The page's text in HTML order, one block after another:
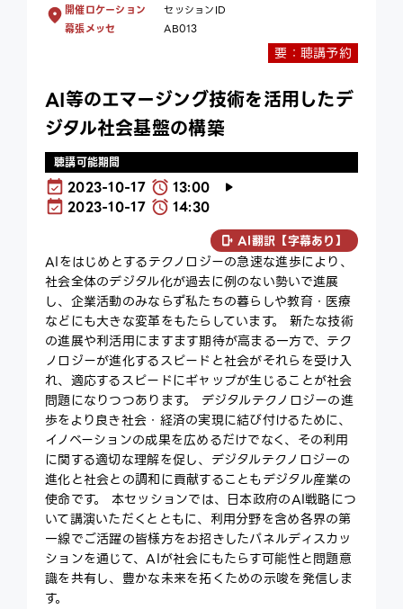
開催ロケーション
幕張メッセ
セッションID
AB013
要：聴講予約
AI等のエマージング技術を活用したデ
ジタル社会基盤の構築
聴講可能期間
2023-10-17
13:00
2023-10-17
14:30
AI翻訳【字幕あり】
AIをはじめとするテクノロジーの急速な進歩により、
社会全体のデジタル化が過去に例のない勢いで進展
し、企業活動のみならず私たちの暮らしや教育・医療
などにも大きな変革をもたらしています。 新たな技術
の進展や利活用にますます期待が高まる一方で、テク
ノロジーが進化するスピードと社会がそれらを受け入
れ、適応するスピードにギャップが生じることが社会
問題になりつつあります。 デジタルテクノロジーの進
歩をより良き社会・経済の実現に結び付けるために、
イノベーションの成果を広めるだけでなく、その利用
に関する適切な理解を促し、デジタルテクノロジーの
進化と社会との調和に貢献することもデジタル産業の
使命です。 本セッションでは、日本政府のAI戦略につ
いて講演いただくとともに、利用分野を含め各界の第
一線でご活躍の皆様方をお招きしたパネルディスカッ
ションを通じて、AIが社会にもたらす可能性と問題意
識を共有し、豊かな未来を拓くための示唆を発信しま
す。